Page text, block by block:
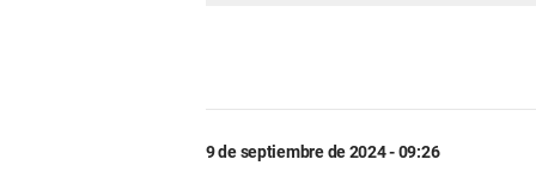
9 de septiembre de 2024 - 09:26